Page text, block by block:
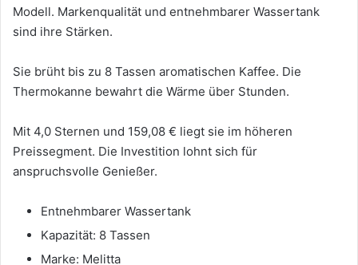
Modell. Markenqualität und entnehmbarer Wassertank
sind ihre Stärken.
Sie brüht bis zu 8 Tassen aromatischen Kaffee. Die
Thermokanne bewahrt die Wärme über Stunden.
Mit 4,0 Sternen und 159,08 € liegt sie im höheren
Preissegment. Die Investition lohnt sich für
anspruchsvolle Genießer.
Entnehmbarer Wassertank
Kapazität: 8 Tassen
Marke: Melitta